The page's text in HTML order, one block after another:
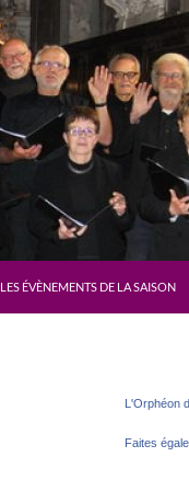
LES ÉVÈNEMENTS DE LA SAISON
L'Orphéon
Faites